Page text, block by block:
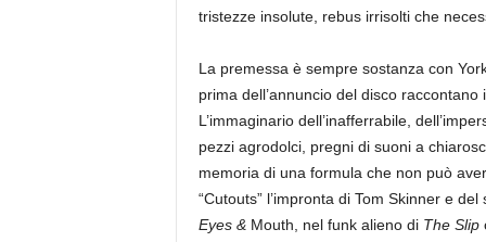
tristezze insolute, rebus irrisolti che
La premessa è sempre sostanza con
prima dell’annuncio del disco
L’immaginario dell’inafferrabile,
pezzi agrodolci, pregni di suoni a
memoria di una formula che non può
“Cutouts” l’impronta di Tom Skinner e
Eyes & Mouth, nel funk alieno di The Slip